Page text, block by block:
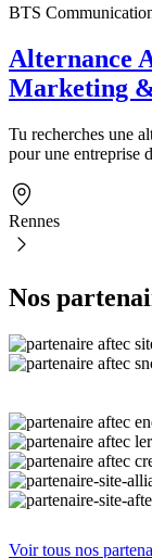
BTS
Alternance
Marketing
Tu recherches une
pour une entreprise
Rennes
Nos
Voir tous nos